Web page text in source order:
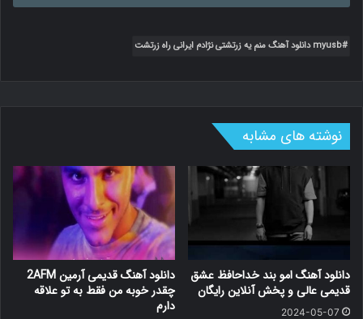
myusb دانلود آهنگ منم یه زرتشتی نژادم ایرانی راه زرتشت
نوشته های مشابه
دانلود آهنگ امو بند خداحافظ عشق
قدیمی عالی و پخش آنلاین رایگان
2024-05-07
دانلود آهنگ قدیمی آرمین 2AFM
چقدر خوبه من فقط به تو علاقه
دارم